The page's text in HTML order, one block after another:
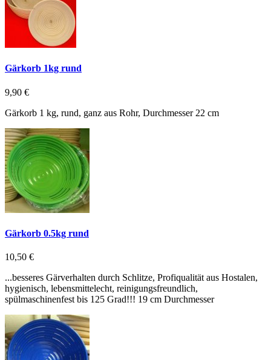
Gärkorb 1kg rund
9,90 €
Gärkorb 1 kg, rund, ganz aus Rohr, Durchmesser 22 cm
Gärkorb 0.5kg rund
10,50 €
...besseres Gärverhalten durch Schlitze, Profiqualität aus Hostalen,
hygienisch, lebensmittelecht, reinigungsfreundlich,
spülmaschinenfest bis 125 Grad!!! 19 cm Durchmesser